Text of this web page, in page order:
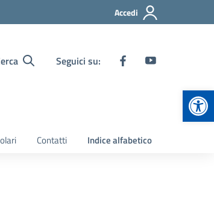
Accedi
Seguici su:
Contatti Indice alfabetico